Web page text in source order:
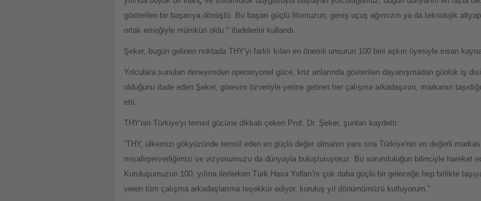
gösterilen bir başarıya dönüştü. Bu başarı güçlü filomuzun, geniş uçuş ağımızın ya da teknolojik
ortak emeğiyle mümkün oldu." ifadelerini kullandı.
Şeker, bugün gelinen noktada THY'yi farklı kılan en önemli unsurun 100 bini aşkın üyesiyle insan
Yolculara sunulan deneyimden operasyonel güce, kriz anlarında gösterilen dayanışmadan günlük iş
olduğunu ifade eden Şeker, görevini özveriyle yerine getiren her çalışma arkadaşının, markanın
etti.
THY'nin Türkiye'yi temsil gücüne dikkati çeken Prof. Dr. Şeker, şunları kaydetti:
“THY, ülkemizi gökyüzünde temsil eden en güçlü değer olmanın yanı sıra Türkiye'nin en değerli
misafirperverliğimizi ve vizyonumuzu da dünyayla buluşturuyoruz. Bu sorumluluğun bilinciyle hareket
Kuruluşumuzun 100. yılına ilerlerken Türk Hava Yolları'nı çok daha güçlü bir geleceğe hep birlikte
veren tüm çalışma arkadaşlarıma teşekkür ediyor, kuruluş yıl dönümümüzü kutluyorum.”